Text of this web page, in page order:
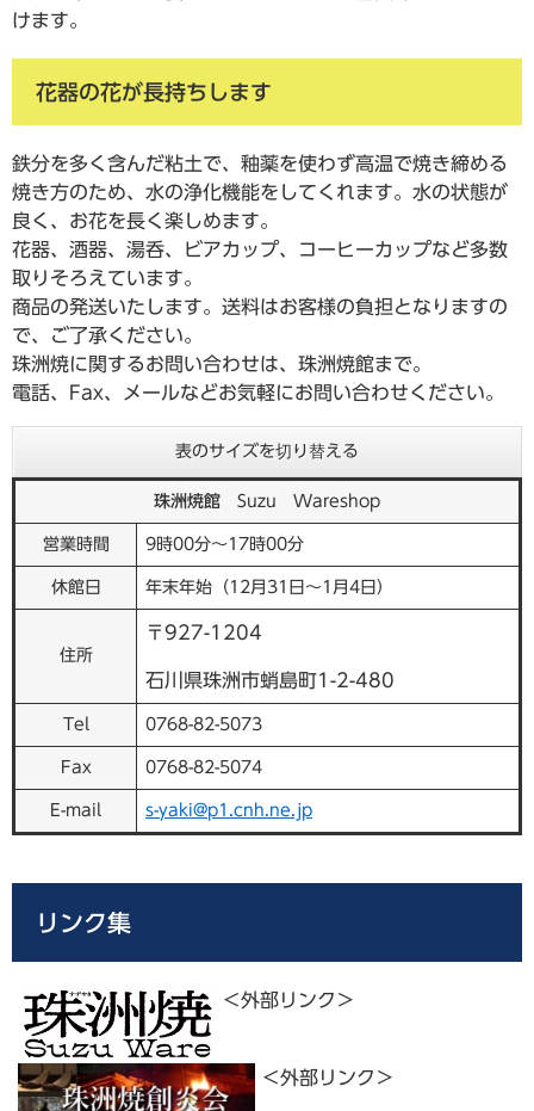
けます。
花器の花が長持ちします
鉄分を多く含んだ粘土で、釉薬を使わず高温で焼き締める
焼き方のため、水の浄化機能をしてくれます。水の状態が
良く、お花を長く楽しめます。
花器、酒器、湯呑、ビアカップ、コーヒーカップなど多数
取りそろえています。
商品の発送いたします。送料はお客様の負担となりますの
で、ご了承ください。
珠洲焼に関するお問い合わせは、珠洲焼館まで。
電話、Fax、メールなどお気軽にお問い合わせください。
表のサイズを切り替える
珠洲焼館 Suzu Wareshop
営業時間 9時00分～17時00分
休館日 年末年始（12月31日～1月4日）
住所
〒927-1204
石川県珠洲市蛸島町1-2-480
Tel 0768-82-5073
Fax 0768-82-5074
E-mail s-yaki@p1.cnh.ne.jp
リンク集
＜外部リンク＞
＜外部リンク＞